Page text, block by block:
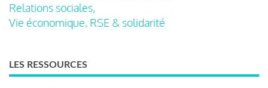
Relations sociales,
Vie économique, RSE & solidarité
LES RESSOURCES